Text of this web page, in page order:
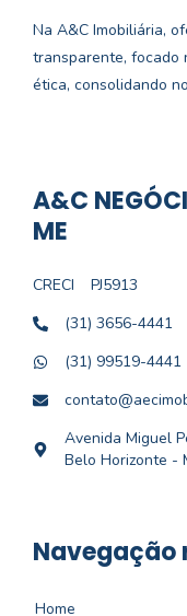
Na A&C Imobiliária,
transparente, focado
ética, consolidando
A&C
ME
CRECI
PJ5913
(31) 3656-4441
(31) 99519-4441
Avenida Miguel
Belo Horizonte -
Navegação
Home